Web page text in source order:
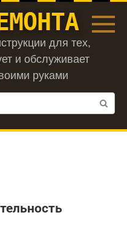
для тех,
и обслуживает
руками